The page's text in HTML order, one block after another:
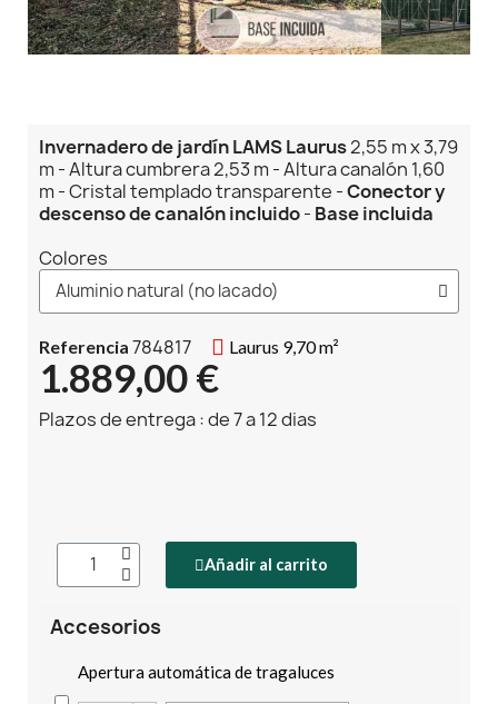
Invernadero de jardín LAMS Laurus2,55 m x 3,79
m - Altura cumbrera 2,53 m - Altura canalón 1,60
m - Cristal templado transparente -Conector y
descenso de canalón incluido- Base incluida
Colores
Referencia 784817 Laurus 9,70 m²
1.889,00 €
Plazos de entrega : de 7 a 12 dias
Añadir al carrito
Accesorios
Apertura automática de tragaluces